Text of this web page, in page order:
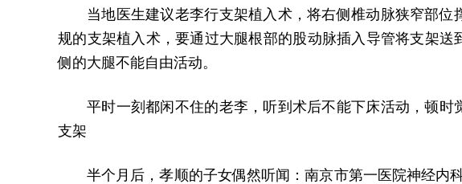
当地医生建议老李行支架植入术，将右侧椎动脉狭窄部
规的支架植入术，要通过大腿根部的股动脉插入导管将支架
侧的大腿不能自由活动。
平时一刻都闲不住的老李，听到术后不能下床活动，顿
支架
半个月后，孝顺的子女偶然听闻：南京市第一医院神经内